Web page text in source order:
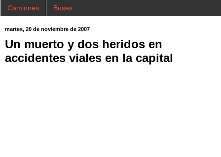
Camiones Buses
martes, 20 de noviembre de 2007
Un muerto y dos heridos en
accidentes viales en la capital